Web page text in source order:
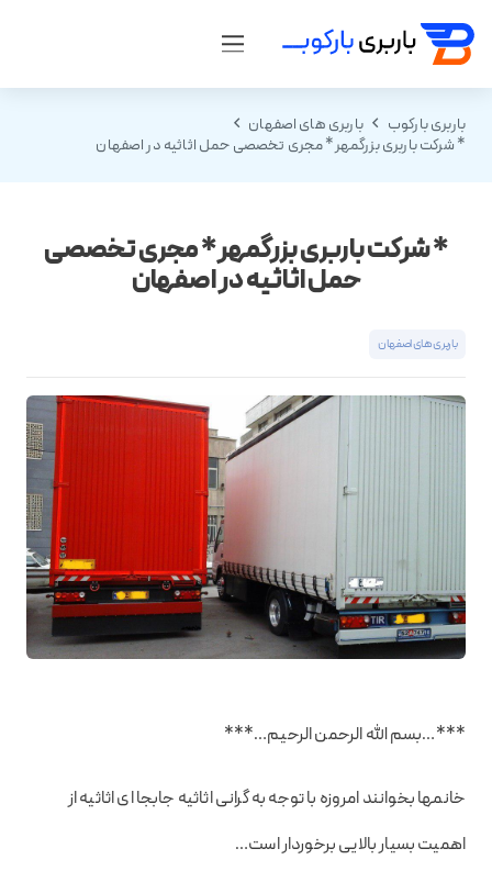
باربری بارکوب
باربری های اصفهان
* شرکت باربری بزرگمهر* مجری تخصصی حمل اثاثیه در اصفهان
* شرکت باربری بزرگمهر* مجری تخصصی
حمل اثاثیه در اصفهان
باربری های اصفهان
***…بسم الله الرحمن الرحیم…***
خانمها بخوانند امروزه با توجه به گرانی اثاثیه جابجا ای اثاثیه از
اهمیت بسیار بالایی برخوردار است…